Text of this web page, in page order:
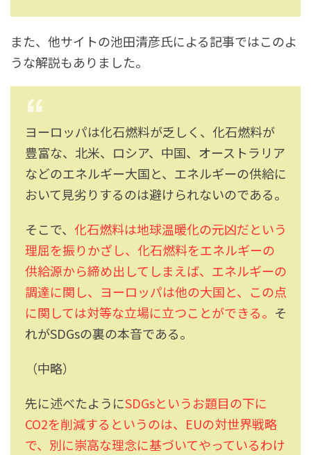
また、他サイトの池田清彦氏による記事ではこのよ
うな解説もありました。
ヨーロッパは化石燃料が乏しく、化石燃料が
豊富な、北米、ロシア、中国、オーストラリア
などのエネルギー大国と、エネルギーの供給に
おいて見劣りするのは避けられないのである。
そこで、 化石燃料は地球温暖化の元凶だという
理屈を振りかざし、化石燃料をエネルギーの
供給源から締め出してしまえば、エネルギーの
調達に関し、ヨーロッパは他の大国と、この点
に関しては対等な立場に立つことができる。 そ
れがSDGsの裏の本音である。
（中略）
先に述べたようにSDGsというお題目の下に
CO2を削減するというのは、EUの対世界戦略
で、別に崇高な理念に基づいてやっているわけ